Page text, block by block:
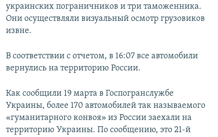
украинских пограничников и три таможенника.
Они осуществляли визуальный осмотр грузовиков
извне.
В соответствии с отчетом, в 16:07 все автомобили
вернулись на территорию России.
Как сообщили 19 марта в Госпогранслужбе
Украины, более 170 автомобилей так называемого
«гуманитарного конвоя» из России заехали на
территорию Украины. По сообщению, это 21-й